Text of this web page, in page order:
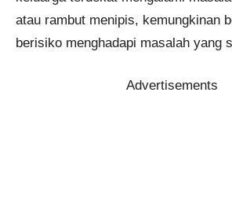
atau rambut menipis, kemungkinan
berisiko menghadapi masalah yang
Advertisements